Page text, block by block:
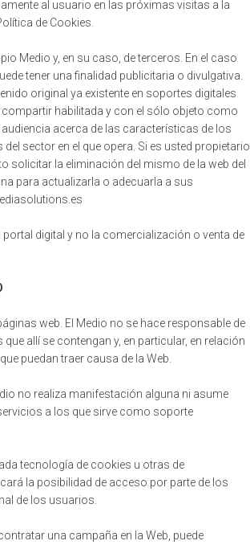
al usuario en las próximas visitas a la
de Cookies.
Medio y, en su caso, de terceros. En el caso
tener una finalidad publicitaria o divulgativa.
original ya existente en soportes digitales
habilitada y con el sólo objeto como
acerca de las características de los
sector en el que opera. Si es usted propietario
solicitar la eliminación del mismo de la web del
para actualizarla o adecuarla a sus
digital y no la comercialización o venta de
web. El Medio no se hace responsable de
allí se contengan y, en particular, en relación
puedan traer causa de la Web.
no realiza manifestación alguna ni asume
a los que sirve como soporte
tecnología de cookies u otras de
la posibilidad de acceso por parte de los
de los usuarios.
una campaña en la Web, puede